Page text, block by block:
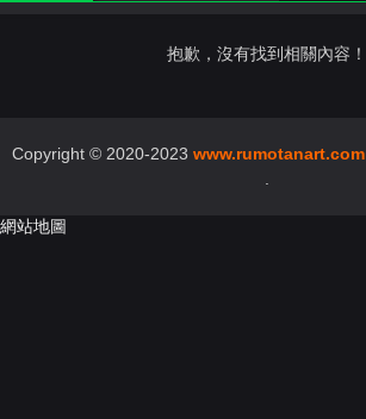
抱歉，沒有找到相關內容！
Copyright © 2020-2023 www.rumotanart.com
網站地圖